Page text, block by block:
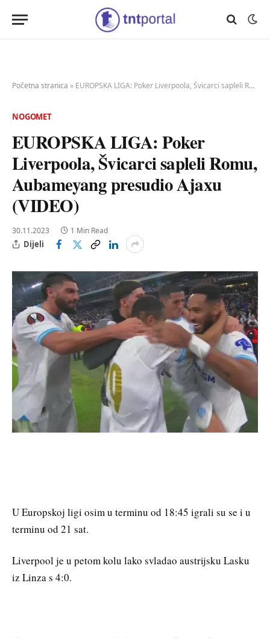
Početna stranica » EUROPSKA LIGA: Poker Liverpoola, Švicarci sapleli Romu, Aubameyang presudio Ajaxu (VIDEO)
NOGOMET
EUROPSKA LIGA: Poker
Liverpoola, Švicarci sapleli Romu,
Aubameyang presudio Ajaxu
(VIDEO)
30.11.2023 1 Min Read
Dijeli
U Europskoj ligi osim u terminu od 18:45 igrali su se i u
terminu od 21 sat.
Liverpool je u petom kolu lako svladao austrijsku Lasku
iz Linza s 4:0.